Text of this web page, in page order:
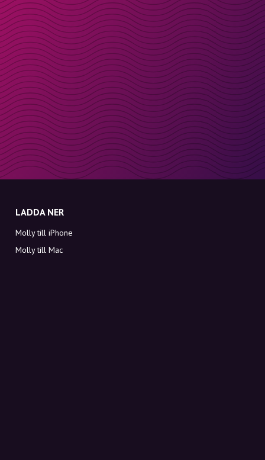
LADDA NER
Molly till iPhone
Molly till Mac